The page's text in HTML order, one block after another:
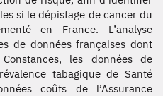
si le dépistage de cancer du
en France. L’analyse
de données françaises dont
les données de
tabagique de Santé
coûts de l’Assurance